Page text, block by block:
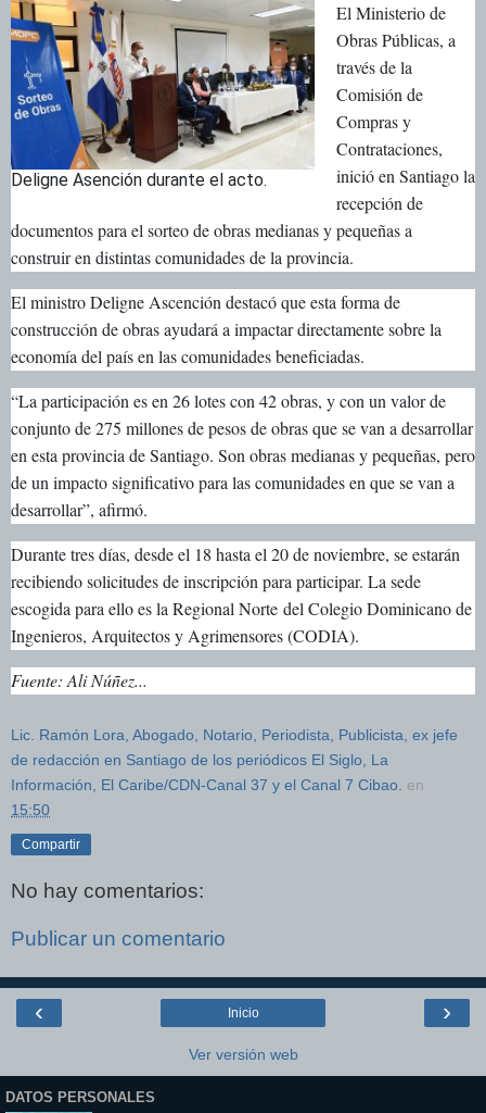
Deligne Asención durante el acto.
El Ministerio de
Obras Públicas, a
través de la
Comisión de
Compras y
Contrataciones,
inició en Santiago la
recepción de
documentos para el sorteo de obras medianas y pequeñas a
construir en distintas comunidades de la provincia.
El ministro Deligne Ascención destacó que esta forma de
construcción de obras ayudará a impactar directamente sobre la
economía del país en las comunidades beneficiadas.
“La participación es en 26 lotes con 42 obras, y con un valor de
conjunto de 275 millones de pesos de obras que se van a desarrollar
en esta provincia de Santiago. Son obras medianas y pequeñas, pero
de un impacto significativo para las comunidades en que se van a
desarrollar”, afirmó.
Durante tres días, desde el 18 hasta el 20 de noviembre, se estarán
recibiendo solicitudes de inscripción para participar. La sede
escogida para ello es la Regional Norte del Colegio Dominicano de
Ingenieros, Arquitectos y Agrimensores (CODIA).
Fuente: Ali Núñez...
Lic. Ramón Lora, Abogado, Notario, Periodista, Publicista, ex jefe
de redacción en Santiago de los periódicos El Siglo, La
Información, El Caribe/CDN-Canal 37 y el Canal 7 Cibao. en
15:50
Compartir
No hay comentarios:
Publicar un comentario
‹ ›
Inicio
Ver versión web
DATOS PERSONALES